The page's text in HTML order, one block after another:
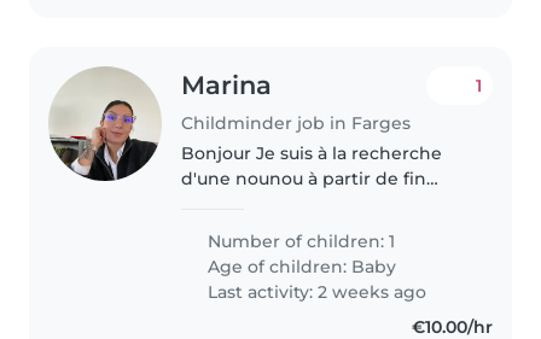
Marina
Childminder job in Farges
1
Bonjour Je suis à la recherche
d'une nounou à partir de fin
juillet en fonction des
disponibilités
Number of children: 1
Age of children: Baby
Last activity: 2 weeks ago
€10.00/hr